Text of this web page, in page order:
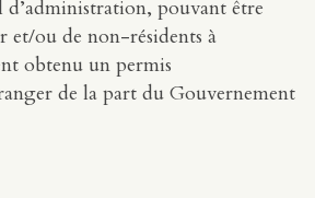
d’administration, pouvant être
et/ou de non-résidents à
obtenu un permis
de la part du Gouvernement